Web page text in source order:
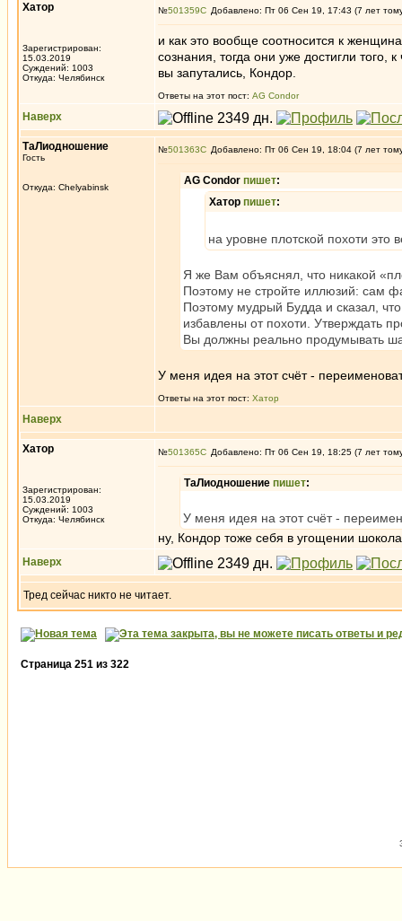
Хатор
Зарегистрирован:
15.03.2019
Суждений: 1003
Откуда: Челябинск
№501359 Добавлено: Пт 06 Сен 19, 17:43 (7 лет
и как это вообще соотносится к
сознания, тогда они уже достигли того,
вы запутались, Кондор.
Ответы на этот пост: AG Condor
Наверх
ТаЛиодношение
Гость
Откуда: Chelyabinsk
№501363 Добавлено: Пт 06 Сен 19, 18:04 (7 лет
AG Condor пишет:
Хатор пишет:
на уровне плотской похоти
Я же Вам объяснял, что никакой
Поэтому не стройте иллюзий: сам
Поэтому мудрый Будда и сказал,
избавлены от похоти. Утверждать
Вы должны реально продумывать
У меня идея на этот счёт -
Ответы на этот пост: Хатор
Наверх
Хатор
Зарегистрирован:
15.03.2019
Суждений: 1003
Откуда: Челябинск
№501365 Добавлено: Пт 06 Сен 19, 18:25 (7 лет
ТаЛиодношение пишет:
У меня идея на этот счёт -
ну, Кондор тоже себя в угощении
Наверх
Тред сейчас никто не читает.
Страница 251 из 322